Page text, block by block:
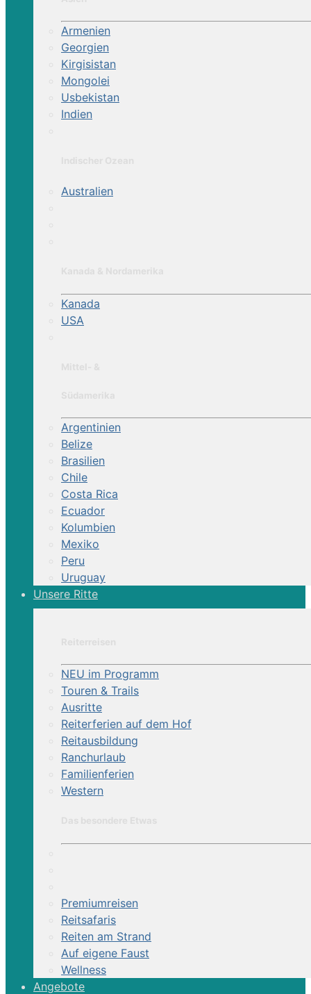
Armenien
Georgien
Kirgisistan
Mongolei
Usbekistan
Indien
Australien
Kanada
USA
Argentinien
Belize
Brasilien
Chile
Costa Rica
Ecuador
Kolumbien
Mexiko
Peru
Uruguay
Unsere Ritte
NEU im Programm
Touren & Trails
Ausritte
Reiterferien auf dem Hof
Reitausbildung
Ranchurlaub
Familienferien
Western
Premiumreisen
Reitsafaris
Reiten am Strand
Auf eigene Faust
Wellness
Angebote